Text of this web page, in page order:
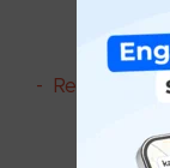
- Reyting va